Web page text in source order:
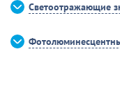
Светоотражающие